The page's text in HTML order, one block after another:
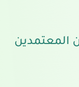
المعتمدين